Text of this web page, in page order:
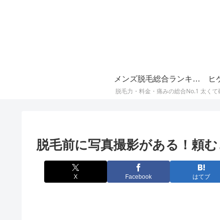
メンズ脱毛総合ランキング
脱毛力・料金・痛みの総合No.1
ヒ
脱毛前に写真撮影がある！頼
X Facebook はてブ